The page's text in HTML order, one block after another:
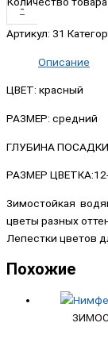
-
Артикул: 31
Описание
ЦВЕТ: красный
РАЗМЕР: средний
ГЛУБИНА
РАЗМЕР
Зимостойкая
цветы разных
Лепестки цветов
Похожие